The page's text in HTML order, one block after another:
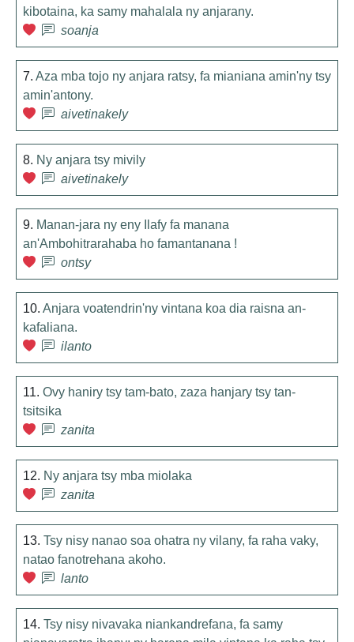
kibotaina, ka samy mahalala ny anjarany.
soanja
7. Aza mba tojo ny anjara ratsy, fa mianiana amin'ny tsy
amin'antony.
aivetinakely
8. Ny anjara tsy mivily
aivetinakely
9. Manan-jara ny eny Ilafy fa manana
an'Ambohitrarahaba ho famantanana !
ontsy
10. Anjara voatendrin'ny vintana koa dia raisna an-
kafaliana.
ilanto
11. Ovy haniry tsy tam-bato, zaza hanjary tsy tan-
tsitsika
zanita
12. Ny anjara tsy mba miolaka
zanita
13. Tsy nisy nanao soa ohatra ny vilany, fa raha vaky,
natao fanotrehana akoho.
lanto
14. Tsy nisy nivavaka niankandrefana, fa samy